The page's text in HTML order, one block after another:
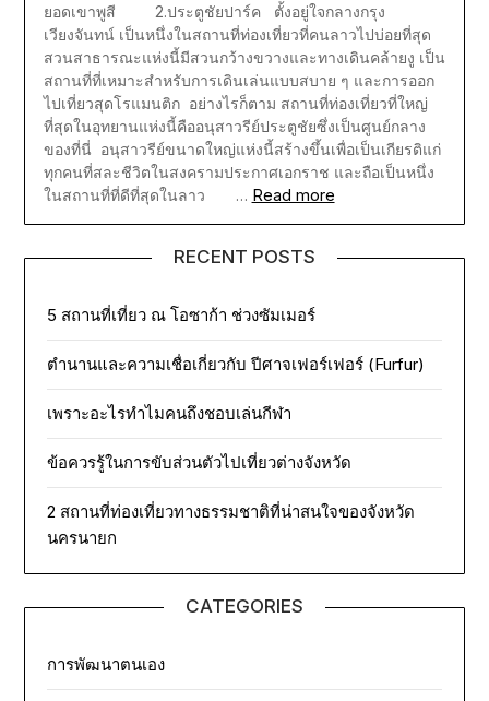
ยอดเขาพูสี 2.ประตูชัยปาร์ค ตั้งอยู่ใจกลางกรุง
เวียงจันทน์ เป็นหนึ่งในสถานที่ท่องเที่ยวที่คนลาวไปบ่อยที่สุด
สวนสาธารณะแห่งนี้มีสวนกว้างขวางและทางเดินคล้ายงู เป็น
สถานที่ที่เหมาะสำหรับการเดินเล่นแบบสบาย ๆ และการออก
ไปเที่ยวสุดโรแมนติก อย่างไรก็ตาม สถานที่ท่องเที่ยวที่ใหญ่
ที่สุดในอุทยานแห่งนี้คืออนุสาวรีย์ประตูชัยซึ่งเป็นศูนย์กลาง
ของที่นี่ อนุสาวรีย์ขนาดใหญ่แห่งนี้สร้างขึ้นเพื่อเป็นเกียรติแก่
ทุกคนที่สละชีวิตในสงครามประกาศเอกราช และถือเป็นหนึ่ง
ในสถานที่ที่ดีที่สุดในลาว … Read more
RECENT POSTS
5 สถานที่เที่ยว ณ โอซาก้า ช่วงซัมเมอร์
ตำนานและความเชื่อเกี่ยวกับ ปีศาจเฟอร์เฟอร์ (Furfur)
เพราะอะไรทำไมคนถึงชอบเล่นกีฬา
ข้อควรรู้ในการขับส่วนตัวไปเที่ยวต่างจังหวัด
2 สถานที่ท่องเที่ยวทางธรรมชาติที่น่าสนใจของจังหวัด
นครนายก
CATEGORIES
การพัฒนาตนเอง